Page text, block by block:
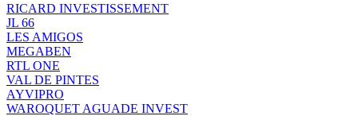
RICARD INVESTISSEMENT
JL 66
LES AMIGOS
MEGABEN
RTL ONE
VAL DE PINTES
AYVIPRO
WAROQUET AGUADE INVEST